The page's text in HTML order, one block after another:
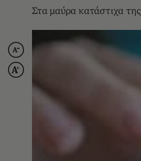
Στα μαύρα κατάστιχα της